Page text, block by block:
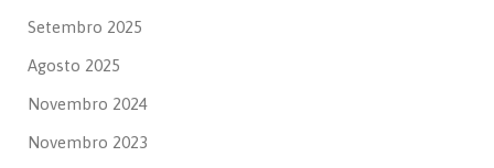
Setembro 2025
Agosto 2025
Novembro 2024
Novembro 2023